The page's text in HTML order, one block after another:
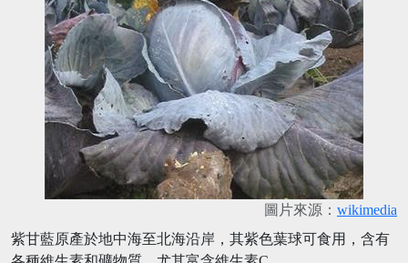
圖片來源： wikimedia
紫甘藍原產於地中海至北海沿岸，其紫色葉球可食用，含有